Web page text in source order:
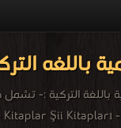
باللغه
Şii Kitapları